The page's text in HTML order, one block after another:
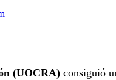
(UOCRA) consiguió